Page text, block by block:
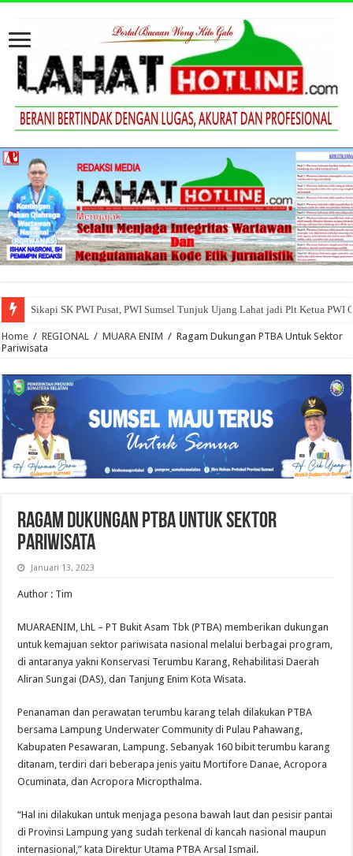
Sikapi SK PWI Pusat, PWI Sumsel Tunjuk Ujang Lahat jadi Plt Ketua PWI
Home / REGIONAL / MUARA ENIM / Ragam Dukungan PTBA Untuk Sektor
Pariwisata
Ragam Dukungan PTBA Untuk Sektor
Pariwisata
Januari 13, 2023
Author : Tim
MUARAENIM, LhL – PT Bukit Asam Tbk (PTBA) memberikan dukungan
untuk kemajuan sektor pariwisata nasional melalui berbagai program,
di antaranya yakni Konservasi Terumbu Karang, Rehabilitasi Daerah
Aliran Sungai (DAS), dan Tanjung Enim Kota Wisata.
Penanaman dan perawatan terumbu karang telah dilakukan PTBA
bersama Lampung Underwater Community di Pulau Pahawang,
Kabupaten Pesawaran, Lampung. Sebanyak 160 bibit terumbu karang
ditanam, terdiri dari beberapa jenis yaitu Mortifore Danae, Acropora
Ocuminata, dan Acropora Micropthalma.
“Hal ini dilakukan untuk menjaga pesona bawah laut dan pesisir pantai
di Provinsi Lampung yang sudah terkenal di kancah nasional maupun
internasional,” kata Direktur Utama PTBA Arsal Ismail.